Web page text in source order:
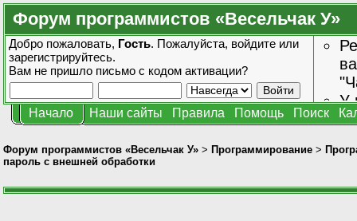
Форум программистов «Весельчак У»
Добро пожаловать, Гость. Пожалуйста, войдите или
зарегистрируйтесь.
Вам не пришло письмо с кодом активации?
У
Начало Наши сайты Правила Помощь Поиск
Форум программистов «Весельчак У» > Программирование >
пароль с внешней обработки